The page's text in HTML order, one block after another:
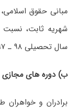
شهریه ثابت،
سال تحصیلی ۹۸ ـ ۹۷ برخوردار خواهند شد.
ب) دوره های مجازی
برادران و